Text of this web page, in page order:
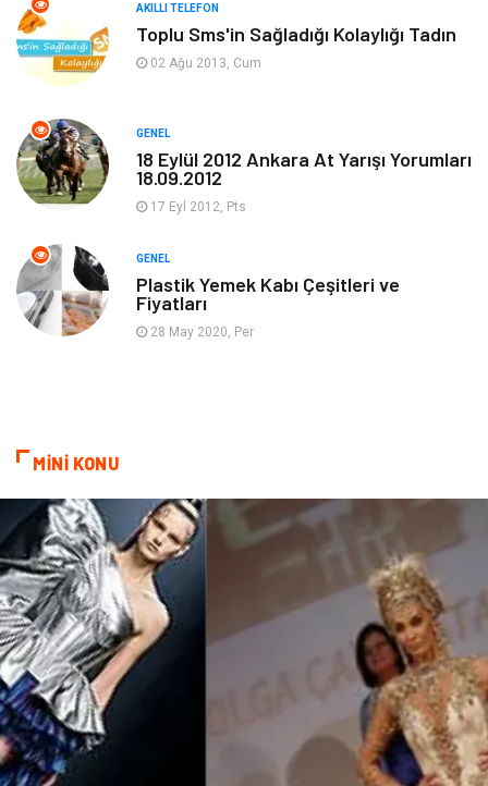
Dekorasyon Tatil
Makine
Güzellik & Bakım
Organizasyon
Hizmet
Aksesuar
AKILLI TELEFON
Toplu Sms'in Sağladığı Kolaylığı Tadın
02 Ağu 2013, Cum
GENEL
18 Eylül 2012 Ankara At Yarışı Yorumları
18.09.2012
17 Eyl 2012, Pts
GENEL
Plastik Yemek Kabı Çeşitleri ve
Fiyatları
28 May 2020, Per
MİNİ KONU